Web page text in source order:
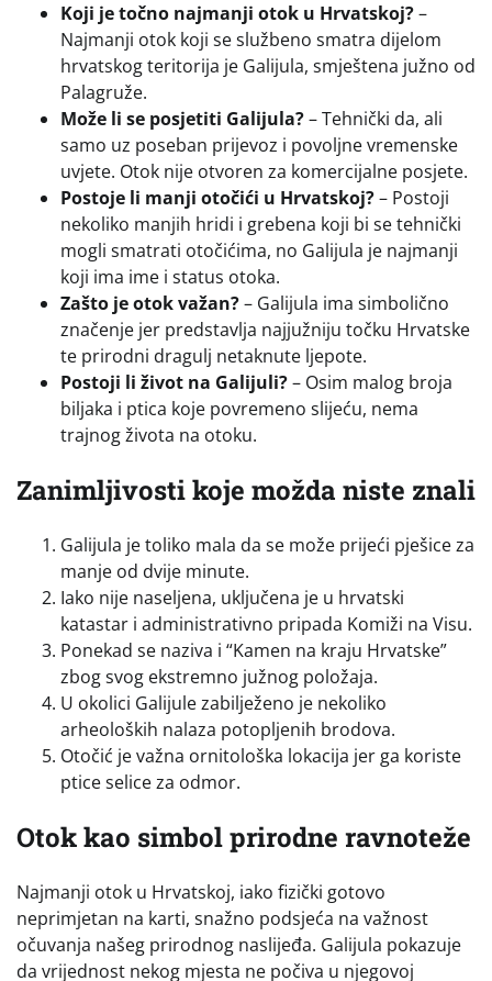
Koji je točno najmanji otok u Hrvatskoj?–
Najmanji otok koji se službeno smatra dijelom
hrvatskog teritorija je Galijula, smještena južno od
Palagruže.
Može li se posjetiti Galijula?– Tehnički da, ali
samo uz poseban prijevoz i povoljne vremenske
uvjete. Otok nije otvoren za komercijalne posjete.
Postoje li manji otočići u Hrvatskoj?– Postoji
nekoliko manjih hridi i grebena koji bi se tehnički
mogli smatrati otočićima, no Galijula je najmanji
koji ima ime i status otoka.
Zašto je otok važan?– Galijula ima simbolično
značenje jer predstavlja najjužniju točku Hrvatske
te prirodni dragulj netaknute ljepote.
Postoji li život na Galijuli?– Osim malog broja
biljaka i ptica koje povremeno slijeću, nema
trajnog života na otoku.
Zanimljivosti koje možda niste znali
Galijula je toliko mala da se može prijeći pješice za
manje od dvije minute.
Iako nije naseljena, uključena je u hrvatski
katastar i administrativno pripada Komiži na Visu.
Ponekad se naziva i “Kamen na kraju Hrvatske”
zbog svog ekstremno južnog položaja.
U okolici Galijule zabilježeno je nekoliko
arheoloških nalaza potopljenih brodova.
Otočić je važna ornitološka lokacija jer ga koriste
ptice selice za odmor.
Otok kao simbol prirodne ravnoteže
Najmanji otok u Hrvatskoj, iako fizički gotovo
neprimjetan na karti, snažno podsjeća na važnost
očuvanja našeg prirodnog naslijeđa. Galijula pokazuje
da vrijednost nekog mjesta ne počiva u njegovoj